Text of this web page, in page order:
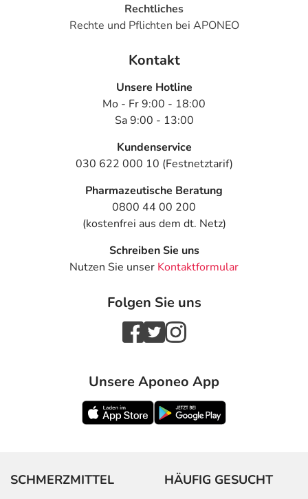
Rechtliches
Rechte und Pflichten bei APONEO
Kontakt
Unsere Hotline
Mo - Fr 9:00 - 18:00
Sa 9:00 - 13:00
Kundenservice
030 622 000 10 (Festnetztarif)
Pharmazeutische Beratung
0800 44 00 200
(kostenfrei aus dem dt. Netz)
Schreiben Sie uns
Nutzen Sie unser Kontaktformular
Folgen Sie uns
Unsere Aponeo App
SCHMERZMITTEL HÄUFIG GESUCHT